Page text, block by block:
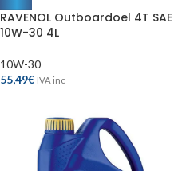
RAVENOL Outboardoel 4T SAE
10W-30 4L
10W-30
55,49€ IVA inc